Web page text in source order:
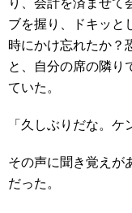
り、会計を済ませて
ブを握り、ドキッと
時にかけ忘れたか？
と、自分の席の隣り
ていた。
「久しぶりだな。ケ
その声に聞き覚えが
だった。